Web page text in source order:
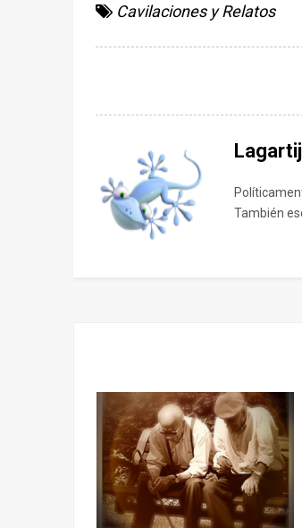
Cavilaciones y Relatos
También